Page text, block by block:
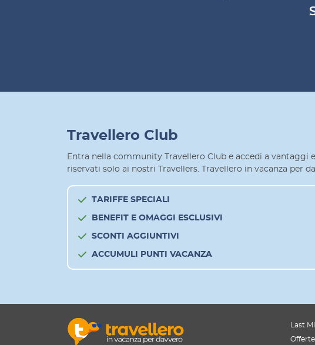
Travellero Club
Entra nella community Travellero Club e accedi a vantaggi
riservati solo ai nostri Travellers. Travellero in vacanza per
TARIFFE SPECIALI
BENEFIT E OMAGGI ESCLUSIVI
SCONTI AGGIUNTIVI
ACCUMULI PUNTI VACANZA
Last